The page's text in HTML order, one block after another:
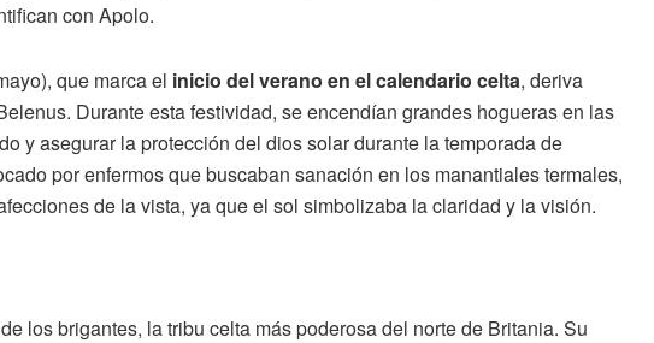
con Apolo.
que marca el inicio del verano en el calendario celta, deriva
Durante esta festividad, se encendían grandes hogueras en las
y asegurar la protección del dios solar durante la temporada de
por enfermos que buscaban sanación en los manantiales termales,
de la vista, ya que el sol simbolizaba la claridad y la visión.
los brigantes, la tribu celta más poderosa del norte de Britania. Su